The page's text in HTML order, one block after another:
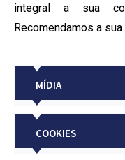
integral a sua
Recomendamos a
MÍDIA
COOKIES